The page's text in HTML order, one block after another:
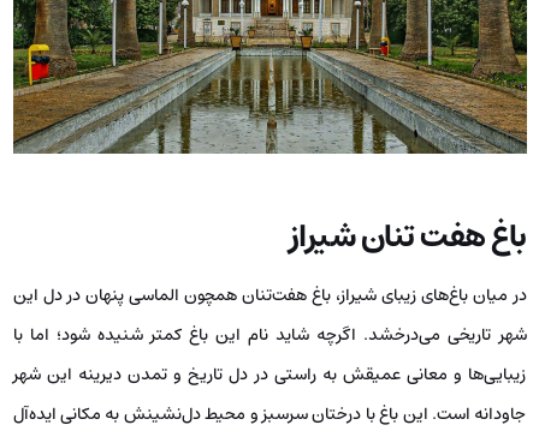
باغ هفت تنان شیراز
در میان باغ‌های زیبای شیراز، باغ هفت‌تنان همچون الماسی پنهان در دل این
شهر تاریخی می‌درخشد. اگرچه شاید نام این باغ کمتر شنیده شود؛ اما با
زیبایی‌ها و معانی عمیقش به راستی در دل تاریخ و تمدن دیرینه این شهر
جاودانه است. این باغ با درختان سرسبز و محیط دل‌نشینش به مکانی ایده‌آل